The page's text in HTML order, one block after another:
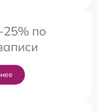
по